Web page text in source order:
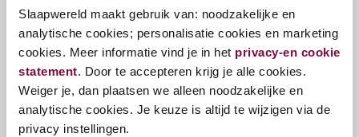
Slaapwereld maakt gebruik van: noodzakelijke en
analytische cookies; personalisatie cookies en marketing
cookies. Meer informatie vind je in het privacy-en cookie
statement. Door te accepteren krijg je alle cookies.
Weiger je, dan plaatsen we alleen noodzakelijke en
analytische cookies. Je keuze is altijd te wijzigen via de
privacy instellingen.
vezel toegevoegd. Deze is speciaal ontwikkeld en
begeleidt optimaal het lichaamsvocht. Hierdoor is
het verdampingsproces zeer hoog en voelt het
hoofdkussen droog en comfortabel aan.
De kussen is afritsbaar en wasbaar op 60° C.